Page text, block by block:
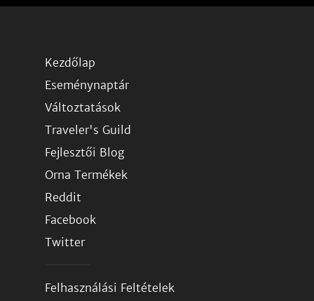
Kezdőlap
Eseménynaptár
Változtatások
Traveler's Guild
Fejlesztői Blog
Orna Termékek
Reddit
Facebook
Twitter
Felhasználási Feltételek